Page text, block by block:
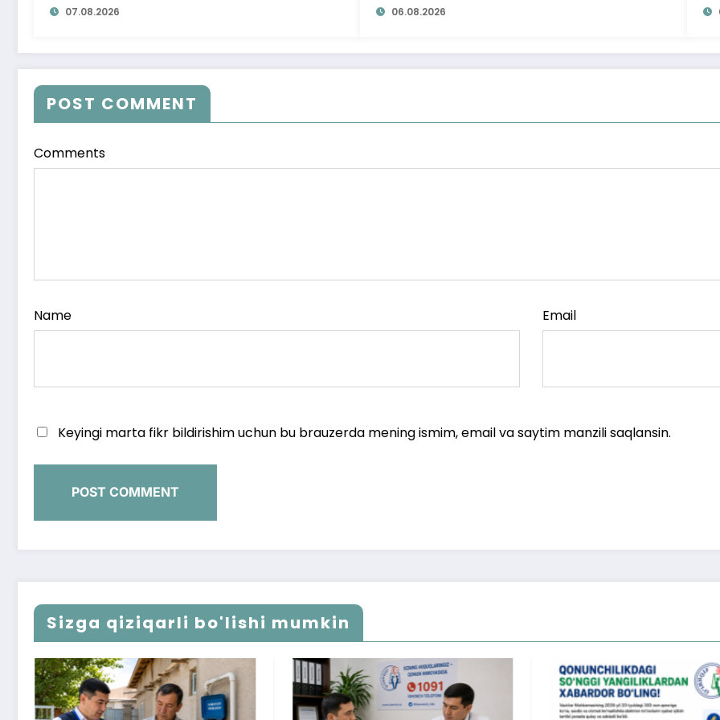
07.08.2026 06.08.2026
POST COMMENT
Comments
Name Email
Keyingi marta fikr bildirishim uchun bu brauzerda mening ismim, email va saytim manzili saqlansin.
Sizga qiziqarli bo'lishi mumkin